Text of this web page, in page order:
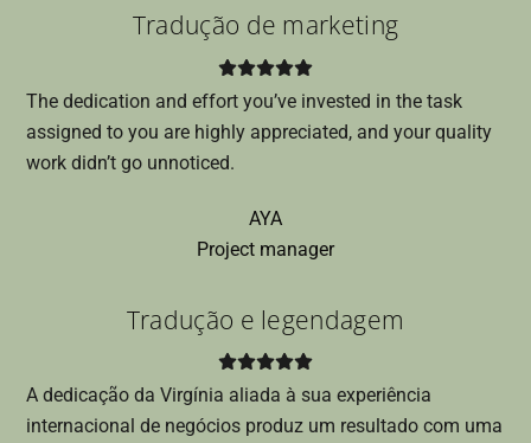
Tradução de marketing
The dedication and effort you’ve invested in the task
assigned to you are highly appreciated, and your quality
work didn’t go unnoticed.
AYA
Project manager
Tradução e legendagem
A dedicação da Virgínia aliada à sua experiência
internacional de negócios produz um resultado com uma